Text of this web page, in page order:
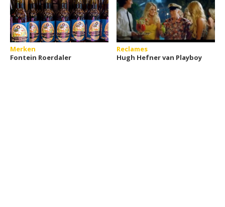
Merken
Fontein Roerdaler
Reclames
Hugh Hefner van Playboy